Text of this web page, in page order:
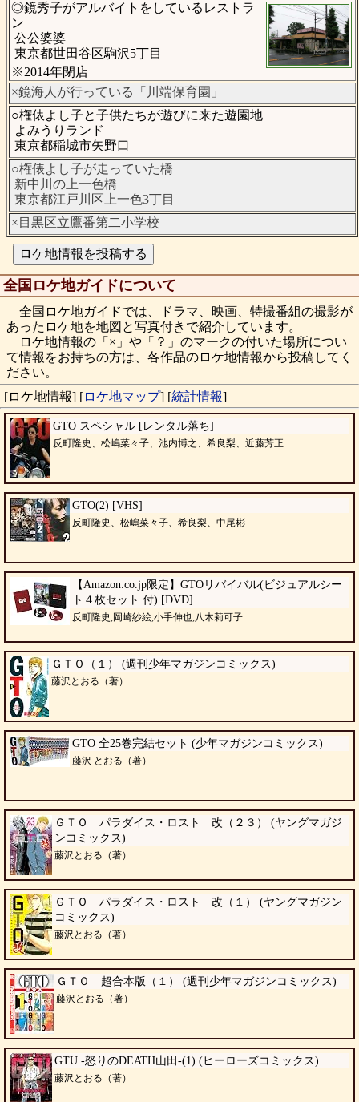
◎鏡秀子がアルバイトをしているレストラ
ン
公公婆婆
東京都世田谷区駒沢5丁目
※2014年閉店
×鏡海人が行っている「川端保育園」
○権俵よし子と子供たちが遊びに来た遊園地
よみうりランド
東京都稲城市矢野口
○権俵よし子が走っていた橋
新中川の上一色橋
東京都江戸川区上一色3丁目
×目黒区立鷹番第二小学校
全国ロケ地ガイドについて
全国ロケ地ガイドでは、ドラマ、映画、特撮番組の撮影が
あったロケ地を地図と写真付きで紹介しています。
ロケ地情報の「×」や「？」のマークの付いた場所につい
て情報をお持ちの方は、各作品のロケ地情報から投稿してく
ださい。
[ロケ地情報] [ロケ地マップ] [統計情報]
GTO スペシャル [レンタル落ち]
反町隆史、松嶋菜々子、池内博之、希良梨、近藤芳正
GTO(2) [VHS]
反町隆史、松嶋菜々子、希良梨、中尾彬
【Amazon.co.jp限定】GTOリバイバル(ビジュアルシー
ト４枚セット 付) [DVD]
反町隆史,岡崎紗絵,小手伸也,八木莉可子
ＧＴＯ（１） (週刊少年マガジンコミックス)
藤沢とおる（著）
GTO 全25巻完結セット (少年マガジンコミックス)
藤沢 とおる（著）
ＧＴＯ パラダイス・ロスト 改（２３） (ヤングマガジ
ンコミックス)
藤沢とおる（著）
ＧＴＯ パラダイス・ロスト 改（１） (ヤングマガジン
コミックス)
藤沢とおる（著）
ＧＴＯ 超合本版（１） (週刊少年マガジンコミックス)
藤沢とおる（著）
GTU -怒りのDEATH山田-(1) (ヒーローズコミックス)
藤沢とおる（著）